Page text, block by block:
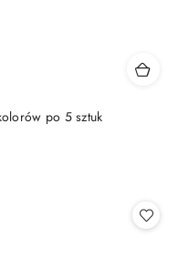
po 5 sztuk